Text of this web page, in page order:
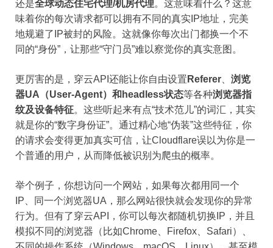
还是全球动态住宅代理/机房代理。这意味着什么？这意
味着你的每次请求都可以拥有不同的真实IP地址，完美
地规避了IP被封的风险。这就像你每次出门都换一个不
同的“身份”，让那些“守门员”难以察觉你的真实意图。
更厉害的是，穿云API还能让你自由设置 Referer
浏览
器UA（User-Agent）和headless状态等各种浏览器指
纹及设备特征。这些听起来有点“技术范儿”的词汇，其实
就是你的“数字身份证”。通过精心地“伪装”这些特征，你
的请求会变得更加真实可信，让Cloudflare误以为你是一
个普通的用户，从而降低被识别为爬虫的概率。
举个例子，你想访问一个网站，如果每次都用同一个
IP、同一个浏览器UA，那么网站很快就会发现你的异常
行为。但有了穿云API，你可以每次都随机切换IP，并且
模拟不同的浏览器（比如Chrome、Firefox、Safari）、